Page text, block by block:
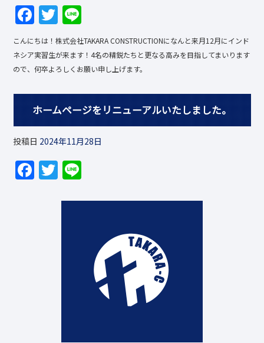
F
a
c
e
b
o
o
k
T
w
itt
er
n
e
こんにちは！株式会社TAKARA CONSTRUCTIONになんと来月12月にインド
ネシア実習生が来ます！4名の精鋭たちと更なる高みを目指してまいります
ので、何卒よろしくお願い申し上げます。
ホームページをリニューアルいたしました。
投稿日 2024年11月28日
F
a
T
w
itte